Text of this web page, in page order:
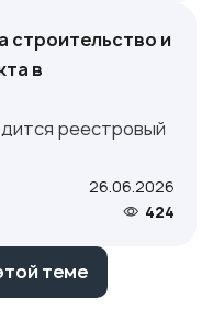
строительство и
в
реестровый
26.06.2026
424
теме